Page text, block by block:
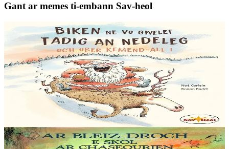
Gant ar memes ti-embann Sav-heol
6 vloaz hag ouzhpenn
Sav-heol
Biken ne vo gwelet Tadig an Nedeleg oc'h ober
kemend-all !
Biken ne vo gwelet Tadig an Nedeleg oc'h ober kemend-all ! Biken
ne gaso profoù Nedeleg d’ar vugale da Bask. Biken ne zebro ar
gwastilli chomet war-lerc’h ar...
5 bloaz hag ouzhpenn
Sav-heol